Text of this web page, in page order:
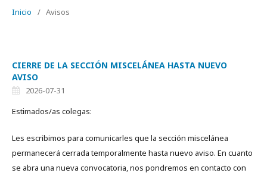
Inicio / Avisos
CIERRE DE LA SECCIÓN MISCELÁNEA HASTA NUEVO
AVISO
2026-07-31
Estimados/as colegas:
Les escribimos para comunicarles que la sección miscelánea
permanecerá cerrada temporalmente hasta nuevo aviso. En cuanto
se abra una nueva convocatoria, nos pondremos en contacto con